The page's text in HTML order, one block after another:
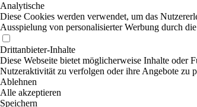
Analytische
Diese Cookies werden verwendet, um das
Ausspielung von personalisierter Werbung durch
Drittanbieter-Inhalte
Diese Webseite bietet möglicherweise Inhalte oder
Nutzeraktivität zu verfolgen oder ihre Angebote zu
Ablehnen
Alle akzeptieren
Speichern